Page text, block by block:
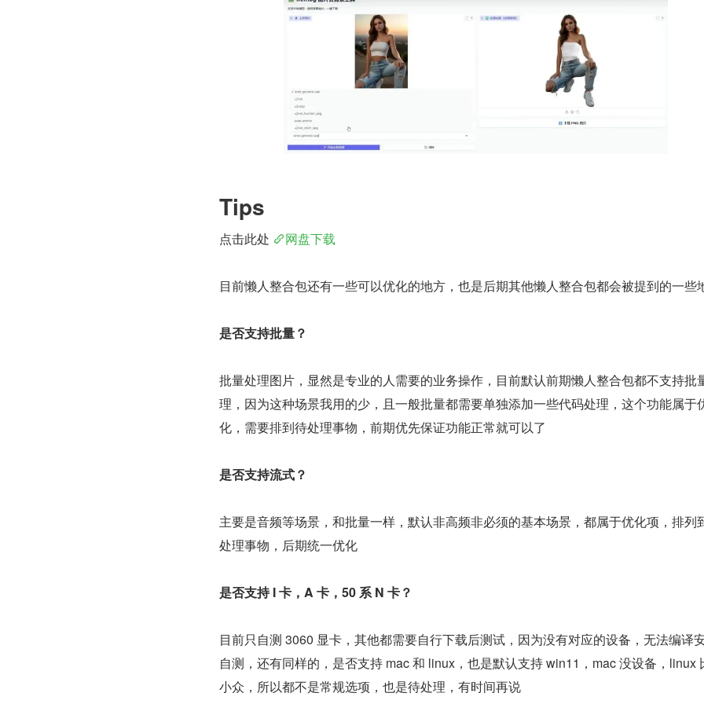
Tips
点击此处 网盘下载
目前懒人整合包还有一些可以优化的地方，也是后期其他懒人整合包都会被提到的一些
是否支持批量？
批量处理图片，显然是专业的人需要的业务操作，目前默认前期懒人整合包都不支持批
理，因为这种场景我用的少，且一般批量都需要单独添加一些代码处理，这个功能属于
化，需要排到待处理事物，前期优先保证功能正常就可以了
是否支持流式？
主要是音频等场景，和批量一样，默认非高频非必须的基本场景，都属于优化项，排列
处理事物，后期统一优化
是否支持 I 卡，A 卡，50 系 N 卡？
目前只自测 3060 显卡，其他都需要自行下载后测试，因为没有对应的设备，无法编译
自测，还有同样的，是否支持 mac 和 linux，也是默认支持 win11，mac 没设备，linux
小众，所以都不是常规选项，也是待处理，有时间再说